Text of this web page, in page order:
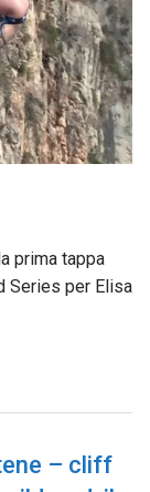
prima tappa
Series per Elisa
– cliff